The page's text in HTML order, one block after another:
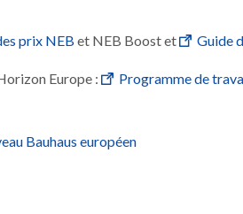
prix NEB et NEB Boost et Guide
Europe : Programme de
Bauhaus européen